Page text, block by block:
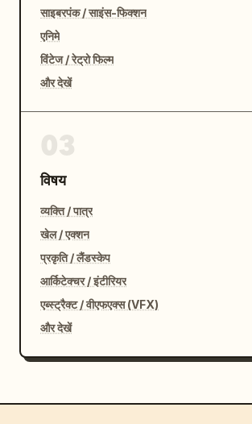
साइबरपंक / साइंस-फिक्शन
एनिमे
विंटेज / रेट्रो फिल्म
और देखें
विषय
व्यक्ति / पात्र
खेल / एक्शन
प्रकृति / लैंडस्केप
आर्किटेक्चर / इंटीरियर
एब्स्ट्रैक्ट / वीएफएक्स (VFX)
और देखें